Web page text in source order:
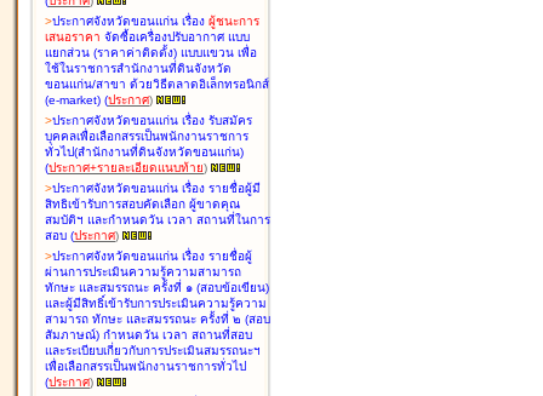
>ประกาศจังหวัดขอนแก่น เรื่อง ผู้ชนะการ
เสนอราคา จัดซื้อเครื่องปรับอากาศ แบบ
แยกส่วน (ราคาค่าติดตั้ง) แบบแขวน เพื่อ
ใช้ในราชการสำนักงานที่ดินจังหวัด
ขอนแก่น/สาขา ด้วยวิธีตลาดอิเล็กทรอนิกส์
(e-market) (ประกาศ)
>ประกาศจังหวัดขอนแก่น เรื่อง รับสมัคร
บุคคลเพื่อเลือกสรรเป็นพนักงานราชการ
ทั่วไป(สำนักงานที่ดินจังหวัดขอนแก่น)
(ประกาศ+รายละเอียดแนบท้าย)
>ประกาศจังหวัดขอนแก่น เรื่อง รายชื่อผู้มี
สิทธิเข้ารับการสอบคัดเลือก ผู้ขาดคุณ
สมบัติฯ และกำหนดวัน เวลา สถานที่ในการ
สอบ (ประกาศ)
>ประกาศจังหวัดขอนแก่น เรื่อง รายชื่อผู้
ผ่านการประเมินความรู้ความสามารถ
ทักษะ และสมรรถนะ ครั้งที่ ๑ (สอบข้อเขียน)
และผู้มีสิทธิ์เข้ารับการประเมินความรู้ความ
สามารถ ทักษะ และสมรรถนะ ครั้งที่ ๒ (สอบ
สัมภาษณ์) กำหนดวัน เวลา สถานที่สอบ
และระเบียบเกี่ยวกับการประเมินสมรรถนะฯ
เพื่อเลือกสรรเป็นพนักงานราชการทั่วไป
(ประกาศ)